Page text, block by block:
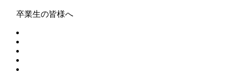
卒業生の皆様へ